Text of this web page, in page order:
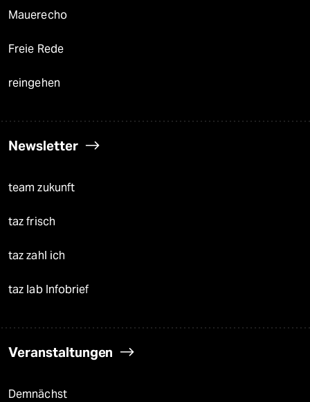
Mauerecho
Freie Rede
reingehen
Newsletter
team zukunft
taz frisch
taz zahl ich
taz lab Infobrief
Veranstaltungen
Demnächst